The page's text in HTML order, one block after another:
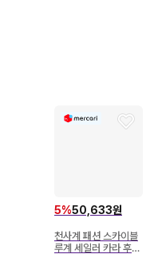
5%50,633원
천사계 패션 스카이블
루계 세일러 카라 후드